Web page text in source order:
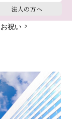
法人の方へ
お祝い